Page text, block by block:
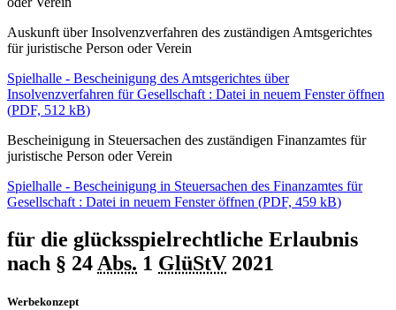
Auskunft über Insolvenzverfahren des zuständigen Amtsgerichtes
für juristische Person oder Verein
Spielhalle - Bescheinigung des Amtsgerichtes über
Insolvenzverfahren für Gesellschaft : Datei in neuem Fenster öffnen
(PDF, 512 kB)
Bescheinigung in Steuersachen des zuständigen Finanzamtes für
juristische Person oder Verein
Spielhalle - Bescheinigung in Steuersachen des Finanzamtes für
Gesellschaft : Datei in neuem Fenster öffnen (PDF, 459 kB)
für die glücksspielrechtliche Erlaubnis
nach § 24 Abs. 1 GlüStV 2021
Werbekonzept